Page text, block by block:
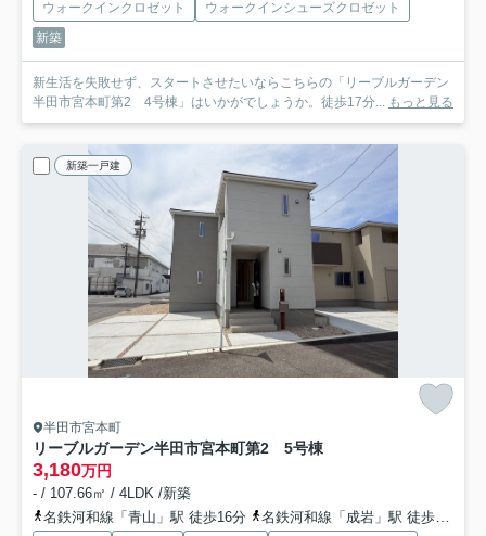
ウォークインクロゼット
ウォークインシューズクロゼット
新築
新生活を失敗せず、スタートさせたいならこちらの「リーブルガーデン
半田市宮本町第2 4号棟」はいかがでしょうか。徒歩17分... もっと見る
新築一戸建
半田市宮本町
リーブルガーデン半田市宮本町第2 5号棟
3,180万円
- / 107.66㎡ / 4LDK /新築
名鉄河和線「青山」駅 徒歩16分
名鉄河和線「成岩」駅 徒歩19分